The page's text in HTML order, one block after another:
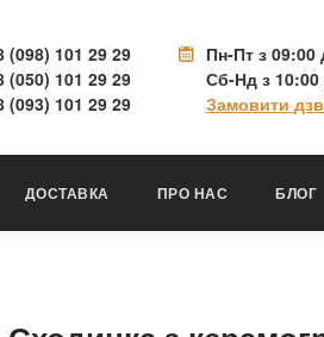
(098) 101 29 29
(050) 101 29 29
(093) 101 29 29
Пн-Пт з 09:00
Сб-Нд з
Замовити
ДОСТАВКА ПРО НАС БЛОГ